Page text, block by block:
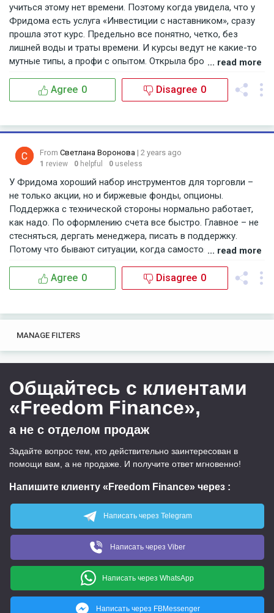
учиться этому нет времени. Поэтому когда увидела, что у
Фридома есть услуга «Инвестиции с наставником», сразу
прошла этот курс. Предельно все понятно, четко, без
лишней воды и траты времени. И курсы ведут не какие-то
мутные типы, а профи с опытом. Открыла брокерский счет
небольшой суммы пока начала, а там посмотрим. Но уже
трейдинг не кажется таким страшным – главное было
... read more
Agree 0 Disagree 0
From Светлана Воронова | 2 years ago
1 review 0 helpful 0 useless
У Фридома хороший набор инструментов для торговли –
не только акции, но и биржевые фонды, опционы.
Поддержка с технической стороны нормально работает,
как надо. По оформлению счета все быстро. Главное – не
стесняться, дергать менеджера, писать в поддержку.
Потому что бывают ситуации, когда самостоятельно не
Когда сделку совершаешь, бывает неясно как выставить
приказ на продажу или покупку.
... read more
Agree 0 Disagree 0
TAGS 0
MANAGE FILTERS
Общайтесь с клиентами
«Freedom Finance»,
а не с отделом продаж
Задайте вопрос тем, кто действительно заинтересован в
помощи вам, а не продаже. И получите ответ мгновенно!
Напишите клиенту «Freedom Finance» через :
Написать через Telegram
Написать через Viber
Написать через WhatsApp
Написать через FBMessenger